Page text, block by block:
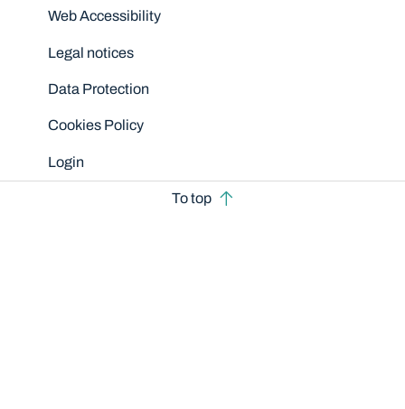
Disclaimers
Web Accessibility
Legal notices
Data Protection
Cookies Policy
Login
To top